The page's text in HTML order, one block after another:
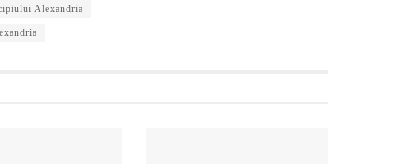
Alexandria